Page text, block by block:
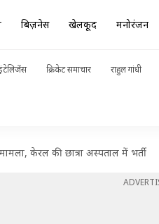
बिज़नेस खेलकूद मनोरंजन
क्रिकेट समाचार राहुल गांधी
केरल की छात्रा अस्पताल में भर्ती